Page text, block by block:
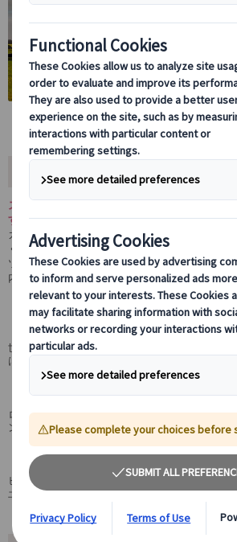
ストーンヘンジを半日かけてじっくり観光し
す。
ガイドやアシスタントは同行いたしません。
くりと見学頂けます。
ツアーの行程や注意点、観光のポイントなど
内書をお渡しするので安心してご参加いただ
パワースポット
世界七不思議のひとつ、ストーンヘンジ。パワ
は必見です。
ロンドンから半日で手軽に行ける！個人ではな
ンヘンジも往復バス付でらくらく。
お土産探しにもぴったり
ビジターセンターショップでは、ストーンヘン
土産にぜひ！